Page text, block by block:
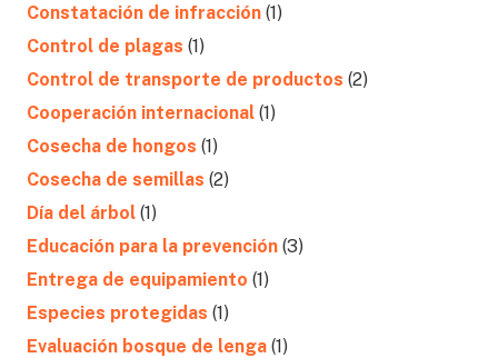
Constatación de infracción (1)
Control de plagas (1)
Control de transporte de productos (2)
Cooperación internacional (1)
Cosecha de hongos (1)
Cosecha de semillas (2)
Día del árbol (1)
Educación para la prevención (3)
Entrega de equipamiento (1)
Especies protegidas (1)
Evaluación bosque de lenga (1)